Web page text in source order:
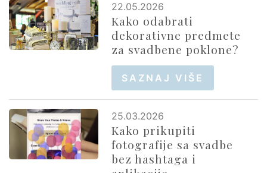
22.05.2026
Kako odabrati
dekorativne predmete
za svadbene poklone?
SAZNAJ VIŠE
25.03.2026
Kako prikupiti
fotografije sa svadbe
bez hashtaga i